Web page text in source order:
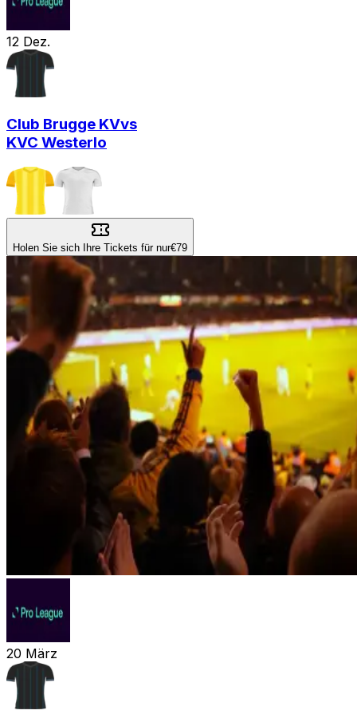
12 Dez.
Club Brugge KVvs
KVC Westerlo
Holen Sie sich Ihre Tickets für nur€79
20 März